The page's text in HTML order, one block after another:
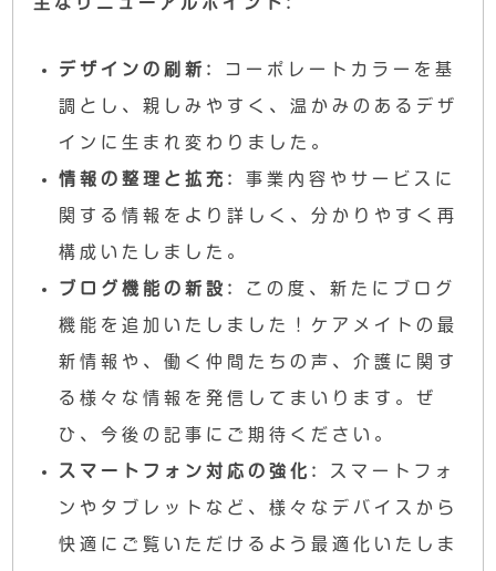
デザインの刷新: コーポレートカラーを基
調とし、親しみやすく、温かみのあるデザ
インに生まれ変わりました。
情報の整理と拡充: 事業内容やサービスに
関する情報をより詳しく、分かりやすく再
構成いたしました。
ブログ機能の新設: この度、新たにブログ
機能を追加いたしました！ケアメイトの最
新情報や、働く仲間たちの声、介護に関す
る様々な情報を発信してまいります。ぜ
ひ、今後の記事にご期待ください。
スマートフォン対応の強化: スマートフォ
ンやタブレットなど、様々なデバイスから
快適にご覧いただけるよう最適化いたしま